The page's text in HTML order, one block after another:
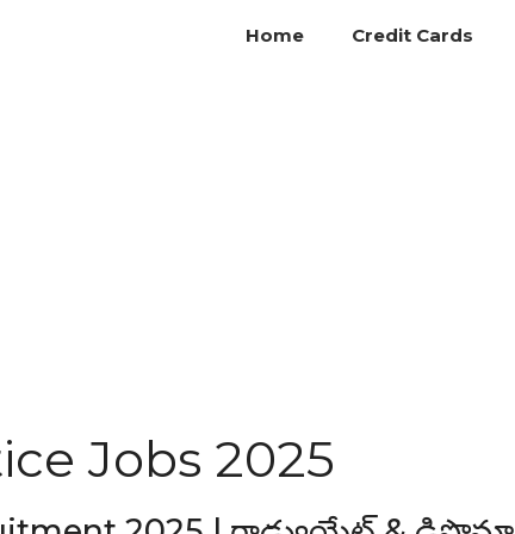
Home Credit Cards
Jobs 2025